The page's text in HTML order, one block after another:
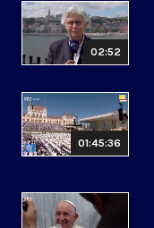
02:52
01:45:36